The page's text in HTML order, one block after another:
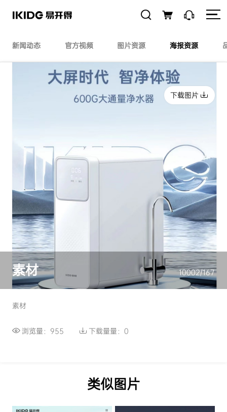
新闻动态 官方视频 图片资源 海报资源
下载图片
素材 10002/167
素材
浏览量：955 下载量量：0
类似图片